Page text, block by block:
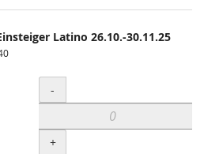
Latino 26.10.-30.11.25
Menge
-
+